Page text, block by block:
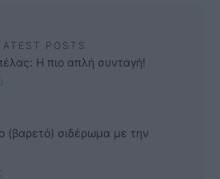
POSTS
Η πιο απλή συνταγή!
(βαρετό) σιδέρωμα με την